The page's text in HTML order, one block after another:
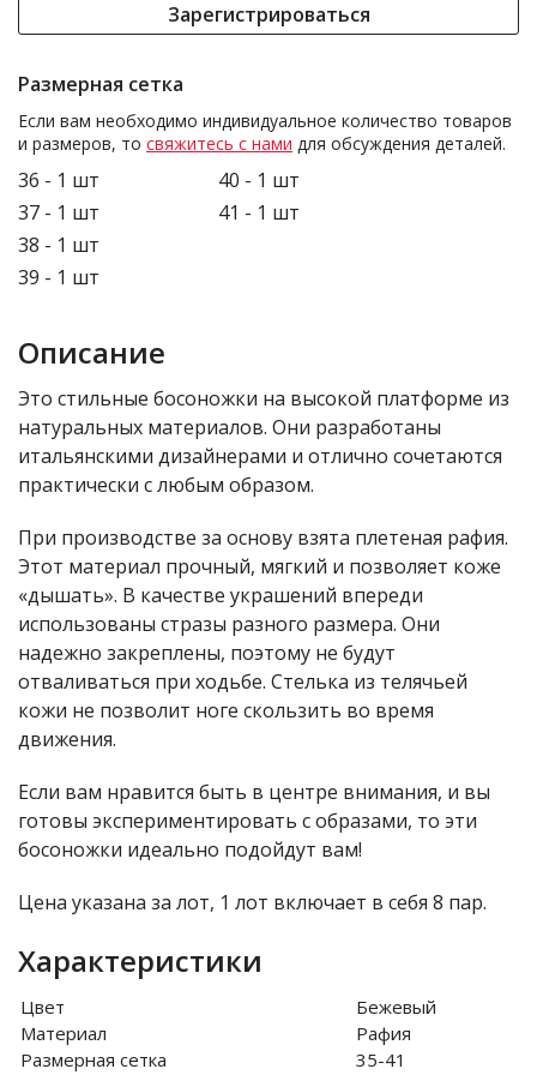
Зарегистрироваться
Размерная сетка
Если вам необходимо индивидуальное количество товаров
и размеров, то свяжитесь с нами для обсуждения деталей.
36 - 1 шт
37 - 1 шт
38 - 1 шт
39 - 1 шт
40 - 1 шт
41 - 1 шт
Описание
Это стильные босоножки на высокой платформе из
натуральных материалов. Они разработаны
итальянскими дизайнерами и отлично сочетаются
практически с любым образом.
При производстве за основу взята плетеная рафия.
Этот материал прочный, мягкий и позволяет коже
«дышать». В качестве украшений впереди
использованы стразы разного размера. Они
надежно закреплены, поэтому не будут
отваливаться при ходьбе. Стелька из телячьей
кожи не позволит ноге скользить во время
движения.
Если вам нравится быть в центре внимания, и вы
готовы экспериментировать с образами, то эти
босоножки идеально подойдут вам!
Цена указана за лот, 1 лот включает в себя 8 пар.
Характеристики
Цвет
Бежевый
Материал
Рафия
Размерная сетка
35-41